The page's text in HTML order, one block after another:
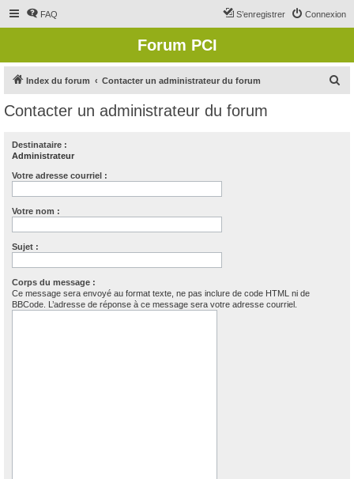
FAQ Connexion
S’enregistrer
Forum PCI
Index du forum Contacter un administrateur du forum
Contacter un administrateur du forum
Destinataire :
Administrateur
Votre adresse courriel :
Votre nom :
Sujet :
Corps du message :
Ce message sera envoyé au format texte, ne pas inclure de code HTML ni de
BBCode. L’adresse de réponse à ce message sera votre adresse courriel.